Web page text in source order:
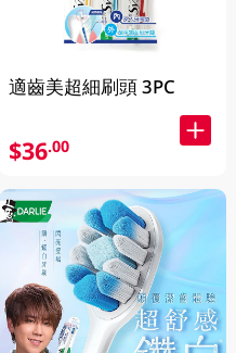
適齒美超細刷頭 3PC
$36.00